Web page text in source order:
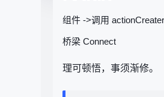
组件 ->调用
桥梁 Connect
理可顿悟，事须渐修。